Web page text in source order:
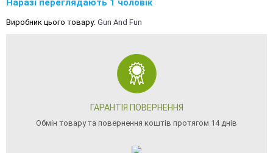
Наразі переглядають 1 чоловік
Виробник цього товару: Gun And Fun
ГАРАНТІЯ ПОВЕРНЕННЯ
Обмін товару та повернення коштів протягом 14 днів